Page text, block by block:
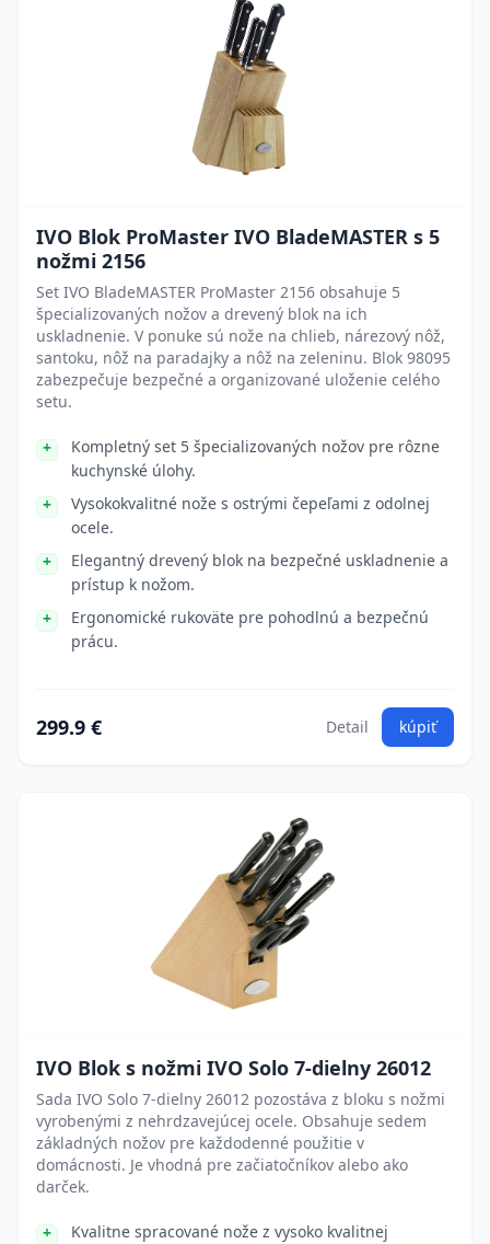
IVO Blok ProMaster IVO BladeMASTER s 5
nožmi 2156
Set IVO BladeMASTER ProMaster 2156 obsahuje 5
špecializovaných nožov a drevený blok na ich
uskladnenie. V ponuke sú nože na chlieb, nárezový nôž,
santoku, nôž na paradajky a nôž na zeleninu. Blok 98095
zabezpečuje bezpečné a organizované uloženie celého
setu.
Kompletný set 5 špecializovaných nožov pre rôzne
kuchynské úlohy.
Vysokokvalitné nože s ostrými čepeľami z odolnej
ocele.
Elegantný drevený blok na bezpečné uskladnenie a
prístup k nožom.
Ergonomické rukoväte pre pohodlnú a bezpečnú
prácu.
299.9 € Detail kúpiť
IVO Blok s nožmi IVO Solo 7-dielny 26012
Sada IVO Solo 7-dielny 26012 pozostáva z bloku s nožmi
vyrobenými z nehrdzavejúcej ocele. Obsahuje sedem
základných nožov pre každodenné použitie v
domácnosti. Je vhodná pre začiatočníkov alebo ako
darček.
Kvalitne spracované nože z vysoko kvalitnej